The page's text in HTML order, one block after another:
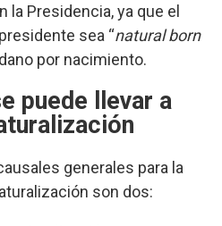
Presidencia, ya que el
sea “natural born
por nacimiento.
puede llevar a
generales para la
son dos: